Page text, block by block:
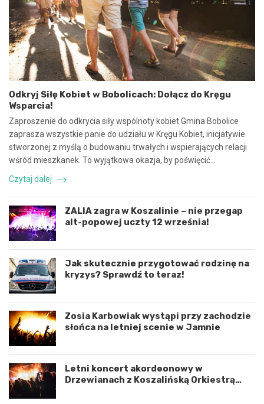
y
n
a
w
s
p
ó
ł
p
r
c
ę
i
k
o
o
r
d
y
n
a
c
j
ę
r
z
w
j
u
m
i
ę
e
b
e
z
p
i
e
c
z
n
z
d
a
r
z
e
n
i
e
d
r
o
g
o
w
p
o
K
o
s
z
a
Odkryj Siłę Kobiet w Bobolicach: Dołącz do Kręgu
Wsparcia!
Zaproszenie do odkrycia siły wspólnoty kobiet Gmina Bobolice
zaprasza wszystkie panie do udziału w Kręgu Kobiet, inicjatywie
stworzonej z myślą o budowaniu trwałych i wspierających relacji
wśród mieszkanek. To wyjątkowa okazja, by poświęcić…
Czytaj dalej
ZALIA zagra w Koszalinie – nie przegap
alt-popowej uczty 12 września!
Jak skutecznie przygotować rodzinę na
kryzys? Sprawdź to teraz!
Zosia Karbowiak wystąpi przy zachodzie
słońca na letniej scenie w Jamnie
Letni koncert akordeonowy w
Drzewianach z Koszalińską Orkiestrą